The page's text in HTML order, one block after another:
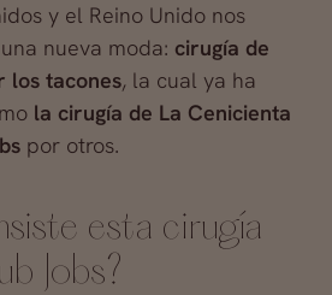
y el Reino Unido nos
nueva moda: cirugía de
los tacones, la cual ya ha
la cirugía de La Cenicienta
por otros.
esta cirugía
Jobs?